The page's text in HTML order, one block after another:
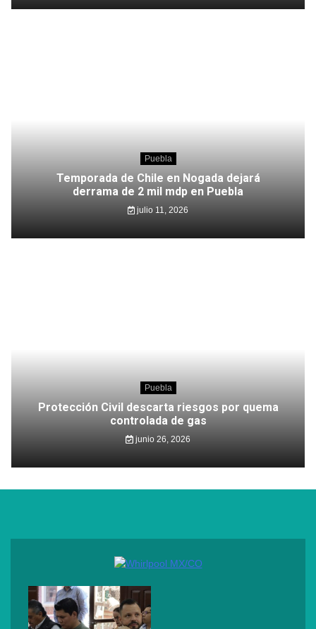
Puebla
Temporada de Chile en Nogada dejará
derrama de 2 mil mdp en Puebla
julio 11, 2026
Puebla
Protección Civil descarta riesgos por quema
controlada de gas
junio 26, 2026